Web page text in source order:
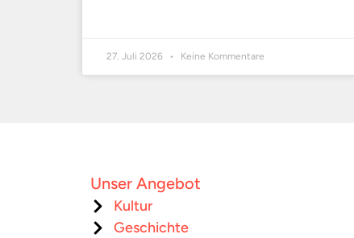
27. Juli 2026 Keine Kommentare
Unser Angebot
Kultur
Geschichte